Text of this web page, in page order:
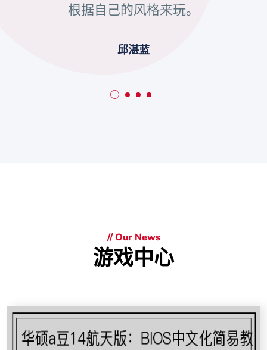
根据自己的风格来玩。
邱湛蓝
// Our News
游戏中心